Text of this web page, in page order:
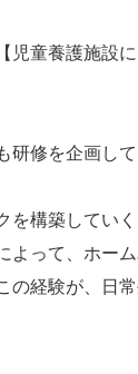
童養護施設
修を企画して
構築してい
って、ホー
経験が、日